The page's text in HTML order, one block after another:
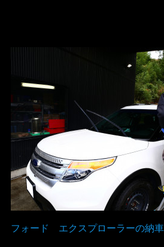
フォード エクスプローラーの納車